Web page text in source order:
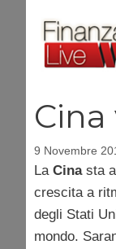
contenuto
9 Novembre
La Cinasta
crescita a
degli Stati
mondo.